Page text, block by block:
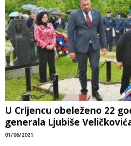
U Crljencu obeleženo 22
generala Ljubiše
01/06/2021